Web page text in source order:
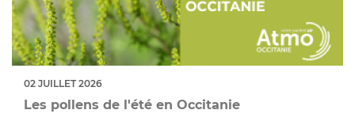
02 JUILLET 2026
Les pollens de l'été en Occitanie